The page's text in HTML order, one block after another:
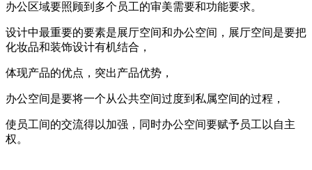
办公区域要照顾到多个员工的审美需要和功能要求。
设计中最重要的要素是展厅空间和办公空间，展厅空间是要把
化妆品和装饰设计有机结合，
体现产品的优点，突出产品优势，
办公空间是要将一个从公共空间过度到私属空间的过程，
使员工间的交流得以加强，同时办公空间要赋予员工以自主
权。